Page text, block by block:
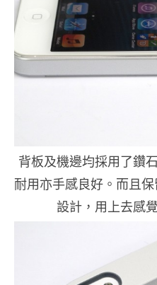
背板及機邊均採用了鑽
耐用亦手感良好。而且
設計，用上去感